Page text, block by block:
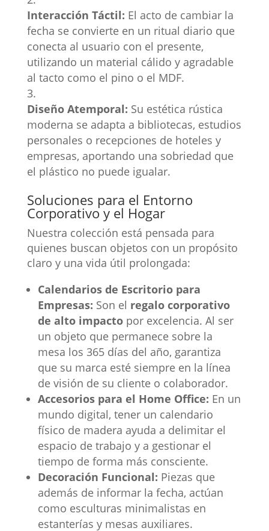
Interacción Táctil: El acto de cambiar la
fecha se convierte en un ritual diario que
conecta al usuario con el presente,
utilizando un material cálido y agradable
al tacto como el pino o el MDF.
Diseño Atemporal: Su estética rústica
moderna se adapta a bibliotecas, estudios
personales o recepciones de hoteles y
empresas, aportando una sobriedad que
el plástico no puede igualar.
Soluciones para el Entorno
Corporativo y el Hogar
Nuestra colección está pensada para
quienes buscan objetos con un propósito
claro y una vida útil prolongada:
Calendarios de Escritorio para
Empresas: Son el regalo corporativo
de alto impactopor excelencia. Al ser
un objeto que permanece sobre la
mesa los 365 días del año, garantiza
que su marca esté siempre en la línea
de visión de su cliente o colaborador.
Accesorios para el Home Office: En un
mundo digital, tener un calendario
físico de madera ayuda a delimitar el
espacio de trabajo y a gestionar el
tiempo de forma más consciente.
Decoración Funcional: Piezas que
además de informar la fecha, actúan
como esculturas minimalistas en
estanterías y mesas auxiliares.